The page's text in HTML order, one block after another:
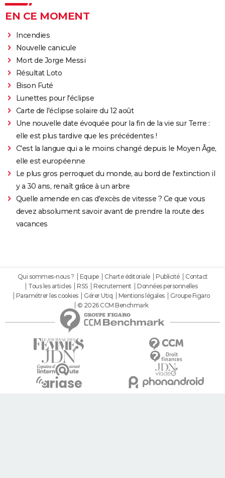
EN CE MOMENT
Incendies
Nouvelle canicule
Mort de Jorge Messi
Résultat Loto
Bison Futé
Lunettes pour l'éclipse
Carte de l'éclipse solaire du 12 août
Une nouvelle date évoquée pour la fin de la vie sur Terre :
elle est plus tardive que les précédentes !
C'est la langue qui a le moins changé depuis le Moyen Âge,
elle est européenne
Le plus gros perroquet du monde, au bord de l'extinction il
y a 30 ans, renaît grâce à un arbre
Quelle amende en cas d'excès de vitesse ? Ce que vous
devez absolument savoir avant de prendre la route des
vacances
Qui sommes-nous ? Equipe Charte éditoriale Publicité
Contact
Tous les articles
RSS Recrutement
Données personnelles
Paramétrer les cookies
Gérer Utiq Mentions légales
Groupe Figaro
© 2026 CCM Benchmark